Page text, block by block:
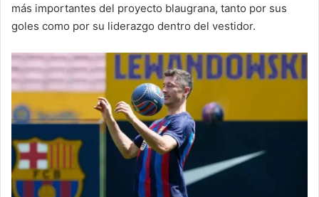
más importantes del proyecto blaugrana, tanto por sus
goles como por su liderazgo dentro del vestidor.